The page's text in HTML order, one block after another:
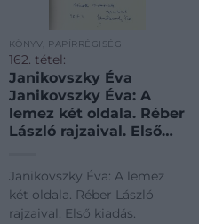
KÖNYV, PAPÍRRÉGISÉG
162. tétel:
Janikovszky Éva
Janikovszky Éva: A
lemez két oldala. Réber
László rajzaival. Első
Janikovszky Éva: A lemez
két oldala. Réber László
rajzaival. Első kiadás.